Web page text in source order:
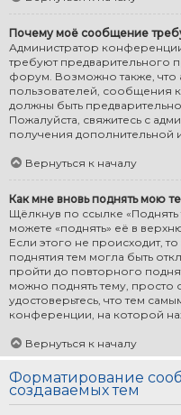
Почему моё сообщение
Администратор
требуют предварительного
форум. Возможно также, что
пользователей, сообщения
должны быть
Пожалуйста, свяжитесь с
получения дополнительной
Вернуться к началу
Как мне вновь поднять мою
Щёлкнув по ссылке
можете «поднять» её в
Если этого не происходит,
поднятия тем могла быть
пройти до повторного
можно поднять тему, просто
удостоверьтесь, что тем
конференции, на которой
Вернуться к началу
Форматирование
создаваемых тем